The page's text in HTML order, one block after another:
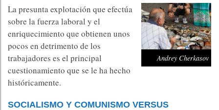
Andrey Cherkasov
La presunta explotación que efectúa
sobre la fuerza laboral y el
enriquecimiento que obtienen unos
pocos en detrimento de los
trabajadores es el principal
cuestionamiento que se le ha hecho
históricamente.​
SOCIALISMO Y COMUNISMO VERSUS